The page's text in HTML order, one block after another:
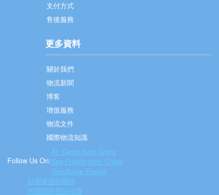
支付方式
售後服務
更多資料
關於我們
物流新聞
博客
增值服務
物流文件
國際物流知識
Follow Us On:
Air Cargo from China
Sea Freight from China
Goodhope Freight
好望角国际物流
中国国际货运代理